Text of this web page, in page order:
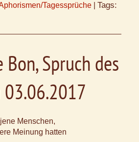
Tagessprüche Tags:
Bon, Spruch des
03.06.2017
Menschen,
Meinung hatten